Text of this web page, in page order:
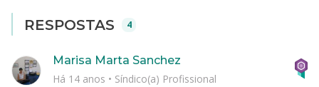
RESPOSTAS 4
Marisa Marta Sanchez
Há 14 anos • Síndico(a) Profissional